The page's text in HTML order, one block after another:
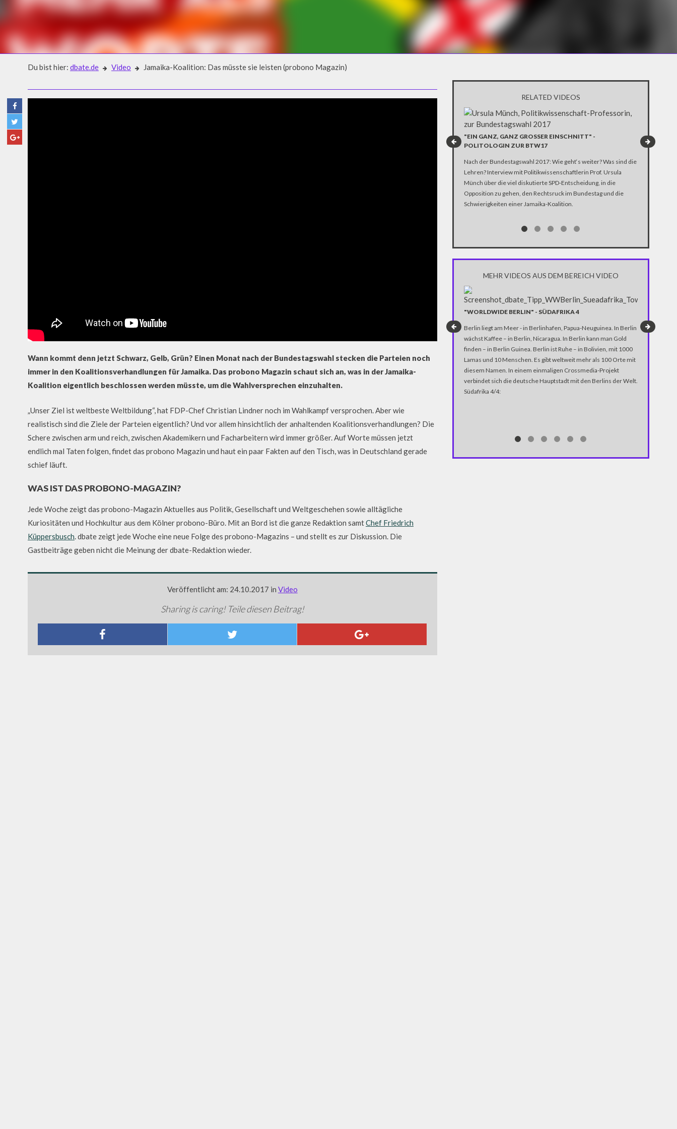
Du bist hier: dbate.de Video Jamaika-Koalition: Das müsste sie leisten (probono Magazin)
Wann kommt denn jetzt Schwarz, Gelb, Grün? Einen Monat nach der Bundestagswahl stecken die Parteien noch
immer in den Koalitionsverhandlungen für Jamaika. Das probono Magazin schaut sich an, was in der Jamaika-
Koalition eigentlich beschlossen werden müsste, um die Wahlversprechen einzuhalten.
„Unser Ziel ist weltbeste Weltbildung“, hat FDP-Chef Christian Lindner noch im Wahlkampf versprochen. Aber wie
realistisch sind die Ziele der Parteien eigentlich? Und vor allem hinsichtlich der anhaltenden Koalitionsverhandlungen? Die
Schere zwischen arm und reich, zwischen Akademikern und Facharbeitern wird immer größer. Auf Worte müssen jetzt
endlich mal Taten folgen, findet das probono Magazin und haut ein paar Fakten auf den Tisch, was in Deutschland gerade
schief läuft.
WAS IST DAS PROBONO-MAGAZIN?
Jede Woche zeigt das probono-Magazin Aktuelles aus Politik, Gesellschaft und Weltgeschehen sowie alltägliche
Kuriositäten und Hochkultur aus dem Kölner probono-Büro. Mit an Bord ist die ganze Redaktion samtChef Friedrich
Küppersbusch. dbate zeigt jede Woche eine neue Folge des probono-Magazins – und stellt es zur Diskussion. Die
Gastbeiträge geben nicht die Meinung der dbate-Redaktion wieder.
Veröffentlicht am: 24.10.2017 in Video
Sharing is caring! Teile diesen Beitrag!
RELATED VIDEOS
"EIN GANZ, GANZ GROSSER EINSCHNITT" - P
OLITOLOGIN ZUR BTW17
Nach der Bundestagswahl 2017: Wie geht‘s weiter? Was sind die
Lehren? Interview mit Politikwissenschaftlerin Prof. Ursula
Münch über die viel diskutierte SPD-Entscheidung, in die
Opposition zu gehen, den Rechtsruck im Bundestag und die
Schwierigkeiten einer Jamaika-Koalition.
HEISSER
CHULZ UM
MEHR VIDEOS AUS DEM BEREICH VIDEO
"WORLDWIDE BERLIN" - SÜDAFRIKA 4
Berlin liegt am Meer - in Berlinhafen, Papua-Neuguinea. In Berlin
wächst Kaffee – in Berlin, Nicaragua. In Berlin kann man Gold
finden – in Berlin Guinea. Berlin ist Ruhe – in Bolivien, mit 1000
Lamas und 10 Menschen. Es gibt weltweit mehr als 100 Orte mit
diesem Namen. In einem einmaligen Crossmedia-Projekt
verbindet sich die deutsche Hauptstadt mit den Berlins der Welt.
Südafrika 4/4:
Der US-